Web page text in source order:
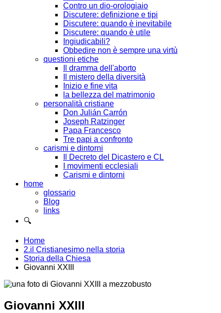
Contro un dio-orologiaio
Discutere: definizione e tipi
Discutere: quando è inevitabile
Discutere: quando è utile
Ingiudicabili?
Obbedire non è sempre una virtù
questioni etiche
Il dramma dell'aborto
Il mistero della diversità
Inizio e fine vita
la bellezza del matrimonio
personalità cristiane
Don Julián Carrón
Joseph Ratzinger
Papa Francesco
Tre papi a confronto
carismi e dintorni
Il Decreto del Dicastero e CL
I movimenti ecclesiali
Carismi e dintorni
home
glossario
Blog
links
🔍
Home
2.il Cristianesimo nella storia
Storia della Chiesa
Giovanni XXIII
Giovanni XXIII